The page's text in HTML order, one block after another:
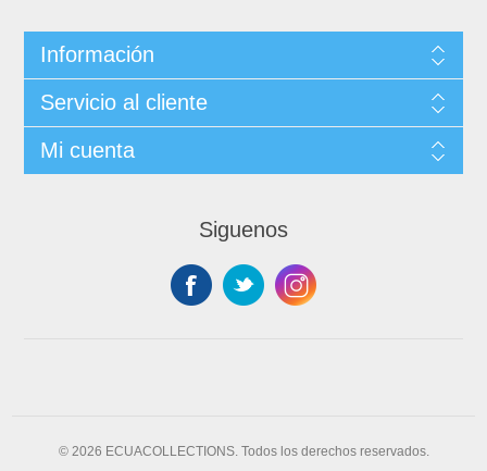
Información
Servicio al cliente
Mi cuenta
Siguenos
© 2026 ECUACOLLECTIONS. Todos los derechos reservados.